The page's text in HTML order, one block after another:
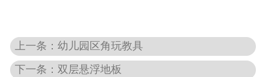
上一条：幼儿园区角玩教具
下一条：双层悬浮地板